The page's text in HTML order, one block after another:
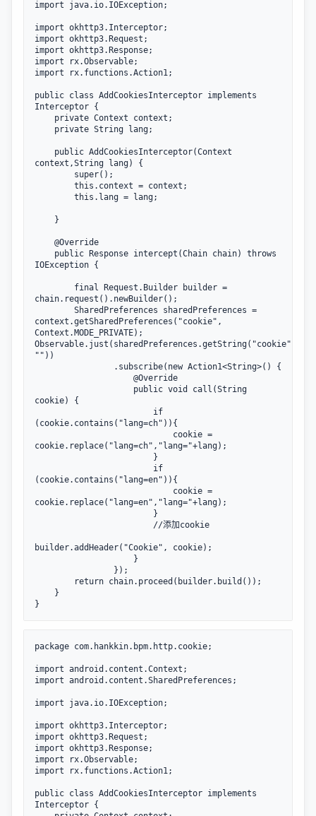
import java.io.IOException;
import
import
import
import
import rx.functions.Action1;
public class AddCookiesInterceptor implements
Interceptor {
private Context context;
private String lang;
public AddCookiesInterceptor(Context
context,String lang) {
super();
this .context = context;
this .lang = lang;
@Override
public Response intercept (Chain chain) throws
IOException {
final
Request.Builder builder =
chain.request().newBuilder();
context.getSharedPreferences( "cookie" ,
Context.MODE_PRIVATE);
Observable.just(sharedPreferences.getString( "cookie"
"" ))
                .subscribe(
new Action1<String>() {
@Override
public void call (String
cookie) {
if
(cookie.contains( "lang=ch" )){
cookie.replace( "lang=ch" , "lang="+lang);
if
(cookie.contains( "lang=en" )){
cookie.replace( "lang=en" , "lang="+lang);
//添加cookie
builder.addHeader( "Cookie" , cookie);
return chain.proceed(builder.build());
}
package com.hankkin.bpm.http.cookie;
import
import android.content.SharedPreferences;
import java.io.IOException;
import
import
import
import
import rx.functions.Action1;
public class AddCookiesInterceptor implements
Interceptor {